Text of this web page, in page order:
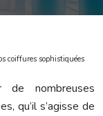
coiffures sophistiquées
de nombreuses
qu’il s’agisse de